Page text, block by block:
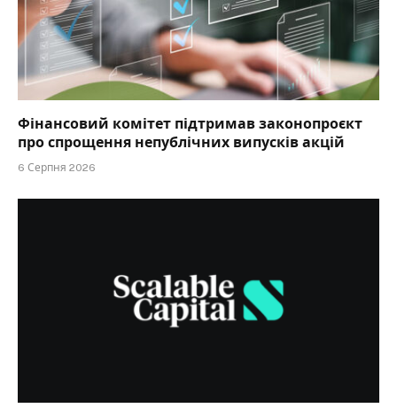
Фінансовий комітет підтримав законопроєкт
про спрощення непублічних випусків акцій
6 Серпня 2026